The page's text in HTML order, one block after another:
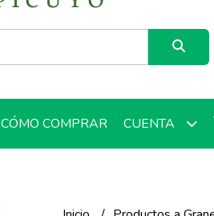
CÓMO COMPRAR CUENTA